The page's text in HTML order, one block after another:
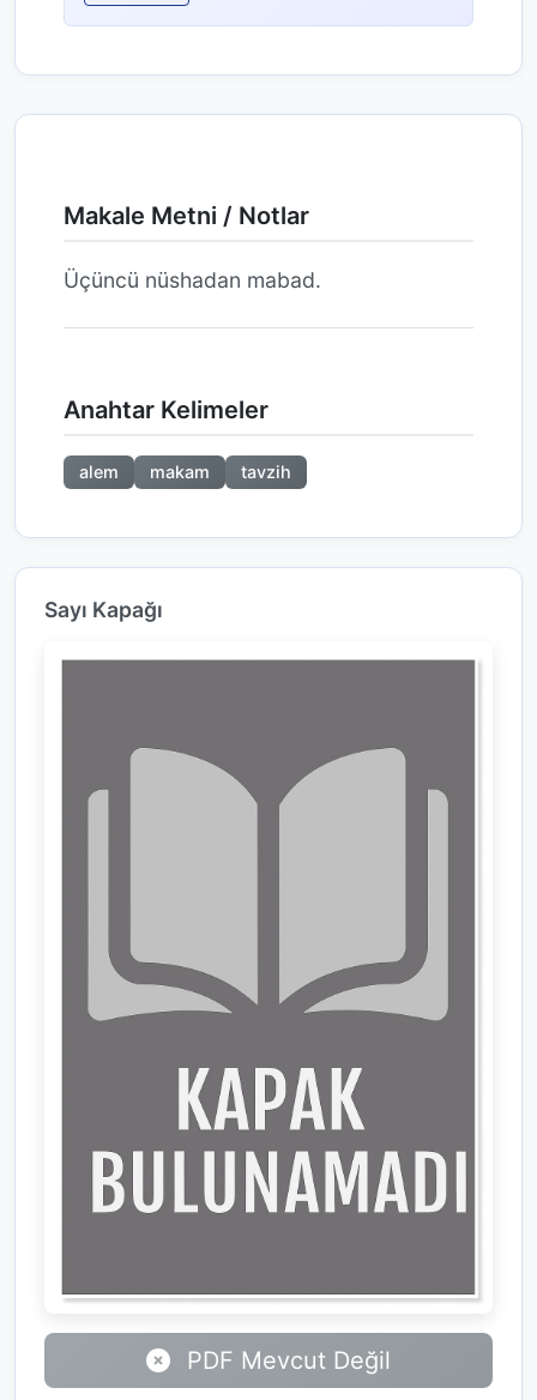
Makale Metni / Notlar
Üçüncü nüshadan mabad.
Anahtar Kelimeler
alem makam tavzih
Sayı Kapağı
PDF Mevcut Değil